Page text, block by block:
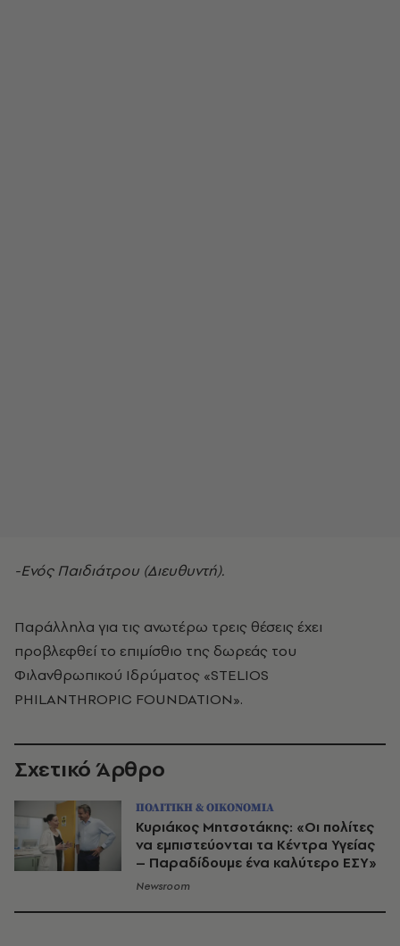
-Ενός Παιδιάτρου (Διευθυντή).
Παράλληλα για τις ανωτέρω τρεις θέσεις έχει
προβλεφθεί το επιμίσθιο της δωρεάς του
Φιλανθρωπικού Ιδρύματος «STELIOS
PHILANTHROPIC FOUNDATION».
Σχετικό Άρθρο
ΠΟΛΙΤΙΚΗ & ΟΙΚΟΝΟΜΙΑ
Κυριάκος Μητσοτάκης: «Οι πολίτες
να εμπιστεύονται τα Κέντρα Υγείας
– Παραδίδουμε ένα καλύτερο ΕΣΥ»
Newsroom